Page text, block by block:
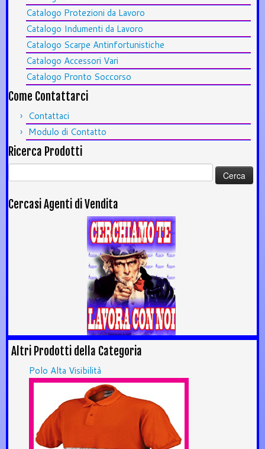
Catalogo Protezioni da Lavoro
Catalogo Indumenti da Lavoro
Catalogo Scarpe Antinfortunistiche
Catalogo Accessori Vari
Catalogo Pronto Soccorso
Come Contattarci
Contattaci
Modulo di Contatto
Ricerca Prodotti
Ricerca
per:
Cercasi Agenti di Vendita
Altri Prodotti della Categoria
Polo Alta Visibilità